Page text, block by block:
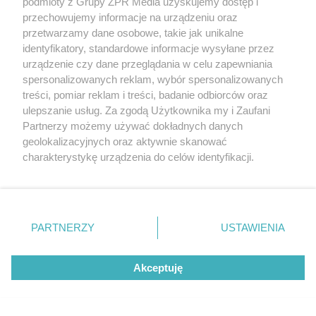
to nabrało mocy prawnej. Gdy sąd ostatecznie odrzucił
wniosek o zastosowanie systemu opasek dozoru
elektronicznego, zdesperowany prawnik zniknął z
radarów służb. Jego ucieczka zakończyła się w maju
2026 roku, gdy wpadł w ręce śledczych.
Funkcjonariusze relacjonowali, że 46-latek przeżył
ogromny szok na widok radiowozów i zrezygnował z
jakiejkolwiek szarpaniny.Mężczyzna naiwnie wierzył,
półtorarocznego pozbawienia wolności skazany
odbywa za więziennymi murami.
przechowujemy informacje na urządzeniu oraz
przetwarzamy dane osobowe, takie jak unikalne
identyfikatory, standardowe informacje wysyłane przez
urządzenie czy dane przeglądania w celu zapewniania
spersonalizowanych reklam, wybór spersonalizowanych
treści, pomiar reklam i treści, badanie odbiorców oraz
ulepszanie usług. Za zgodą Użytkownika my i Zaufani
Partnerzy możemy używać dokładnych danych
geolokalizacyjnych oraz aktywnie skanować
charakterystykę urządzenia do celów identyfikacji.
zmienić/wycofać klikając przycisk ustawień prywatności
znajdujący się w lewym dolnym rogu strony
rodzaje przetwarzania danych nie wymagają zgody
użytkownika, ale masz prawo sprzeciwić się takiemu
przetwarzaniu. Preferencje będą miały zastosowanie tylko
PARTNERZY USTAWIENIA
Akceptuję